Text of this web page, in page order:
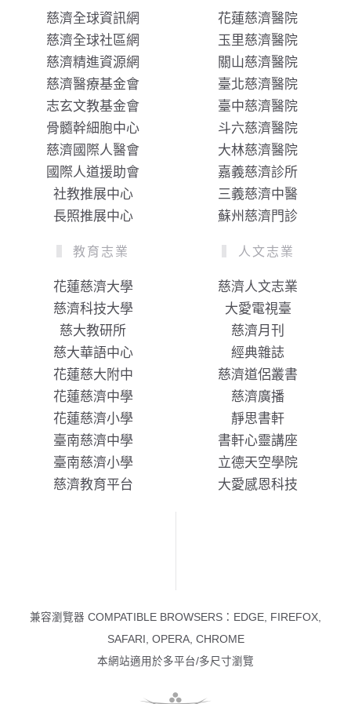
慈濟全球資訊網
慈濟全球社區網
慈濟精進資源網
慈濟醫療基金會
志玄文教基金會
骨髓幹細胞中心
慈濟國際人醫會
國際人道援助會
社教推展中心
長照推展中心
花蓮慈濟醫院
玉里慈濟醫院
關山慈濟醫院
臺北慈濟醫院
臺中慈濟醫院
斗六慈濟醫院
大林慈濟醫院
嘉義慈濟診所
三義慈濟中醫
蘇州慈濟門診
教育志業
花蓮慈濟大學
慈濟科技大學
慈大教研所
慈大華語中心
花蓮慈大附中
花蓮慈濟中學
花蓮慈濟小學
臺南慈濟中學
臺南慈濟小學
慈濟教育平台
人文志業
慈濟人文志業
大愛電視臺
慈濟月刊
經典雜誌
慈濟道侶叢書
慈濟廣播
靜思書軒
書軒心靈講座
立德天空學院
大愛感恩科技
兼容瀏覽器 COMPATIBLE BROWSERS：EDGE, FIREFOX,
SAFARI, OPERA, CHROME
本網站適用於多平台/多尺寸瀏覽